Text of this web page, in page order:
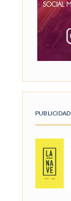
PUBLICIDAD